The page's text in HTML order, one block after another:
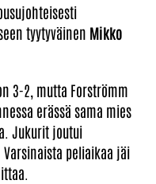
tyytyväinen Mikko
3-2, mutta Forströmm
erässä sama mies
Jukurit joutui
peliaikaa jäi